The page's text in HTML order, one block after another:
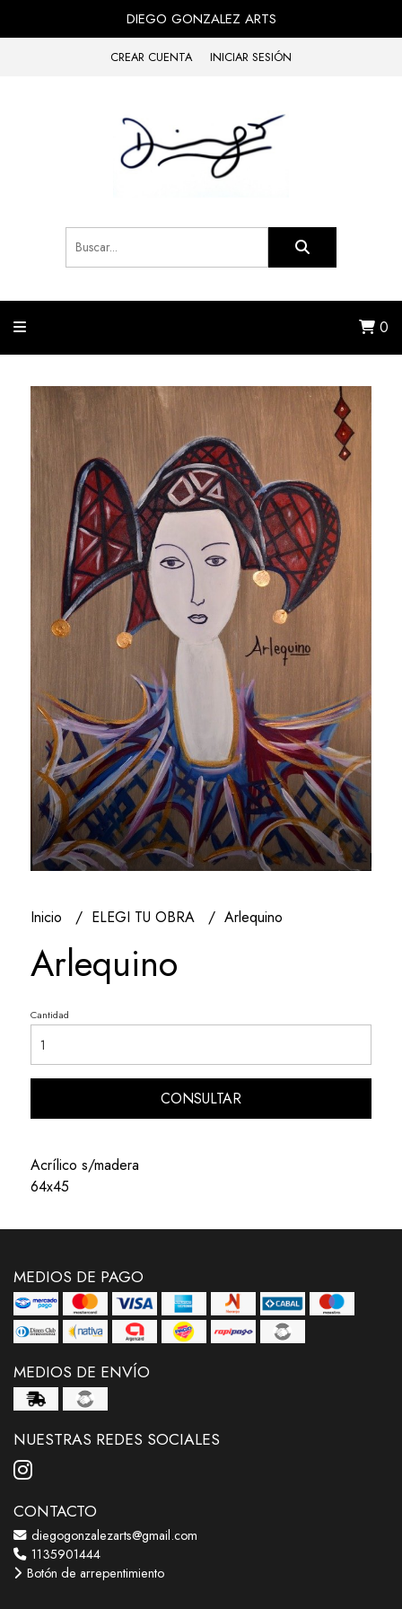
DIEGO GONZALEZ ARTS
CREAR CUENTA INICIAR SESIÓN
0
Inicio ELEGI TU OBRA Arlequino
Arlequino
Cantidad
CONSULTAR
Acrílico s/madera
64x45
MEDIOS DE PAGO
MEDIOS DE ENVÍO
NUESTRAS REDES SOCIALES
CONTACTO
diegogonzalezarts@gmail.com
1135901444
Botón de arrepentimiento